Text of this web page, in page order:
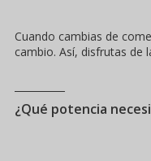
Cuando cambias de
cambio. Así, disfrutas de
¿Qué potencia